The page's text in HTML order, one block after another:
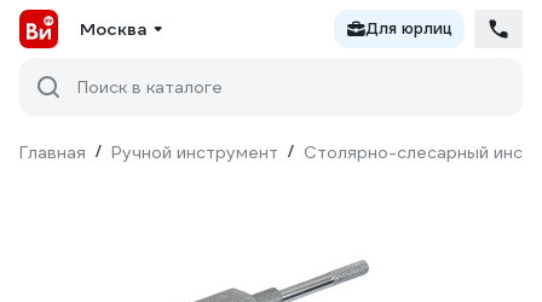
Москва Для юрлиц
Поиск в каталоге
Главная / Ручной инструмент / Столярно-слесарный